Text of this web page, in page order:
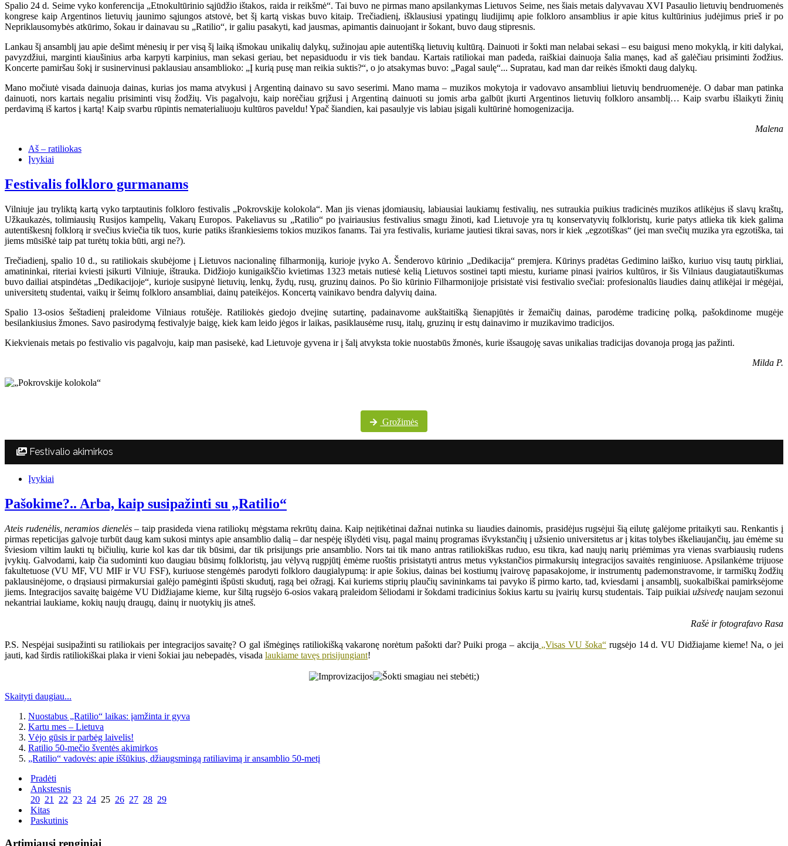
Spalio 24 d. Seime vyko konferencija „Etnokultūrinio sąjūdžio ištakos, raida ir reikšmė“. Tai buvo ne pirmas mano apsilankymas Lietuvos Seime, nes šiais metais dalyvavau XVI Pasaulio lietuvių bendruomenės
kongrese kaip Argentinos lietuvių jaunimo sąjungos atstovė, bet šį kartą viskas buvo kitaip. Trečiadienį, išklausiusi ypatingų liudijimų apie folkloro ansamblius ir apie kitus kultūrinius judėjimus prieš ir po
Nepriklausomybės atkūrimo, šokau ir dainavau su „Ratilio“, ir galiu pasakyti, kad jausmas, apimantis dainuojant ir šokant, buvo daug stipresnis.
Lankau šį ansamblį jau apie dešimt mėnesių ir per visą šį laiką išmokau unikalių dalykų, sužinojau apie autentišką lietuvių kultūrą. Dainuoti ir šokti man nelabai sekasi – esu baigusi meno mokyklą, ir kiti dalykai,
pavyzdžiui, marginti kiaušinius arba karpyti karpinius, man sekasi geriau, bet nepasiduodu ir vis tiek bandau. Kartais ratiliokai man padeda, raiškiai dainuoja šalia manęs, kad aš galėčiau prisiminti žodžius.
Koncerte pamiršau šokį ir susinervinusi paklausiau ansamblioko: „Į kurią pusę man reikia suktis?“, o jo atsakymas buvo: „Pagal saulę“... Supratau, kad man dar reikės išmokti daug dalykų.
Mano močiutė visada dainuoja dainas, kurias jos mama atvykusi į Argentiną dainavo su savo seserimi. Mano mama – muzikos mokytoja ir vadovavo ansambliui lietuvių bendruomenėje. O dabar man patinka
dainuoti, nors kartais negaliu prisiminti visų žodžių. Vis pagalvoju, kaip norėčiau grįžusi į Argentiną dainuoti su jomis arba galbūt įkurti Argentinos lietuvių folkloro ansamblį… Kaip svarbu išlaikyti žinių
perdavimą iš kartos į kartą! Kaip svarbu rūpintis nematerialiuoju kultūros paveldu! Ypač šiandien, kai pasaulyje vis labiau įsigali kultūrinė homogenizacija.
Malena
Aš – ratiliokas
Įvykiai
Festivalis folkloro gurmanams
Vilniuje jau tryliktą kartą vyko tarptautinis folkloro festivalis „Pokrovskije kolokola“. Man jis vienas įdomiausių, labiausiai laukiamų festivalių, nes sutraukia puikius tradicinės muzikos atlikėjus iš slavų kraštų,
Užkaukazės, tolimiausių Rusijos kampelių, Vakarų Europos. Pakeliavus su „Ratilio“ po įvairiausius festivalius smagu žinoti, kad Lietuvoje yra tų konservatyvių folkloristų, kurie patys atlieka tik kiek galima
autentiškesnį folklorą ir svečius kviečia tik tuos, kurie patiks išrankiesiems tokios muzikos fanams. Tai yra festivalis, kuriame jautiesi tikrai savas, nors ir kiek „egzotiškas“ (jei man svečių muzika yra egzotiška, tai
jiems mūsiškė taip pat turėtų tokia būti, argi ne?).
Trečiadienį, spalio 10 d., su ratiliokais skubėjome į Lietuvos nacionalinę filharmoniją, kurioje įvyko A. Šenderovo kūrinio „Dedikacija“ premjera. Kūrinys pradėtas Gedimino laiško, kuriuo visų tautų pirkliai,
amatininkai, riteriai kviesti įsikurti Vilniuje, ištrauka. Didžiojo kunigaikščio kvietimas 1323 metais nutiesė kelią Lietuvos sostinei tapti miestu, kuriame pinasi įvairios kultūros, ir šis Vilniaus daugiatautiškumas
buvo dailiai atspindėtas „Dedikacijoje“, kurioje susipynė lietuvių, lenkų, žydų, rusų, gruzinų dainos. Po šio kūrinio Filharmonijoje prisistatė visi festivalio svečiai: profesionalūs liaudies dainų atlikėjai ir mėgėjai,
universitetų studentai, vaikų ir šeimų folkloro ansambliai, dainų pateikėjos. Koncertą vainikavo bendra dalyvių daina.
Spalio 13-osios šeštadienį praleidome Vilniaus rotušėje. Ratiliokės giedojo dvejinę sutartinę, padainavome aukštaitišką šienapjūtės ir žemaičių dainas, parodėme tradicinę polką, pašokdinome mugėje
besilankiusius žmones. Savo pasirodymą festivalyje baigę, kiek kam leido jėgos ir laikas, pasiklausėme rusų, italų, gruzinų ir estų dainavimo ir muzikavimo tradicijos.
Kiekvienais metais po festivalio vis pagalvoju, kaip man pasisekė, kad Lietuvoje gyvena ir į šalį atvyksta tokie nuostabūs žmonės, kurie išsaugoję savas unikalias tradicijas dovanoja progą jas pažinti.
Milda P.
Grožimės
Festivalio akimirkos
Įvykiai
Pašokime?.. Arba, kaip susipažinti su „Ratilio“
Ateis rudenėlis, neramios dienelės– taip prasideda viena ratiliokų mėgstama rekrūtų daina. Kaip neįtikėtinai dažnai nutinka su liaudies dainomis, prasidėjus rugsėjui šią eilutę galėjome pritaikyti sau. Renkantis į
pirmas repeticijas galvoje turbūt daug kam sukosi mintys apie ansamblio dalią – dar nespėję išlydėti visų, pagal mainų programas išvykstančių į užsienio universitetus ar į kitas tolybes iškeliaujančių, jau ėmėme su
šviesiom viltim laukti tų bičiulių, kurie kol kas dar tik būsimi, dar tik prisijungs prie ansamblio. Nors tai tik mano antras ratiliokiškas ruduo, esu tikra, kad naujų narių priėmimas yra vienas svarbiausių rudens
įvykių. Galvodami, kaip čia sudominti kuo daugiau būsimų folkloristų, jau vėlyvą rugpjūtį ėmėme ruoštis prisistatyti antrus metus vykstančios pirmakursių integracijos savaitės renginiuose. Apsilankėme trijuose
fakultetuose (VU MF, VU MIF ir VU FSF), kuriuose stengėmės parodyti folkloro daugialypumą: ir apie šokius, dainas bei kostiumų įvairovę papasakojome, ir instrumentų pademonstravome, ir tarmiškų žodžių
paklausinėjome, o drąsiausi pirmakursiai galėjo pamėginti išpūsti skudutį, ragą bei ožragį. Kai kuriems stiprių plaučių savininkams tai pavyko iš pirmo karto, tad, kviesdami į ansamblį, suokalbiškai pamirksėjome
jiems. Integracijos savaitę baigėme VU Didžiajame kieme, kur šiltą rugsėjo 6-osios vakarą praleidom šėliodami ir šokdami tradicinius šokius kartu su įvairių kursų studentais. Taip puikiai užsivedę naujam sezonui
nekantriai laukiame, kokių naujų draugų, dainų ir nuotykių jis atneš.
Rašė ir fotografavo Rasa
P.S. Nespėjai susipažinti su ratiliokais per integracijos savaitę? O gal išmėginęs ratiliokišką vakaronę norėtum pašokti dar? Puiki proga – akcija „Visas VU šoka“ rugsėjo 14 d. VU Didžiajame kieme! Na, o jei
jauti, kad širdis ratiliokiškai plaka ir vieni šokiai jau nebepadės, visada laukiame tavęs prisijungiant!
Skaityti daugiau...
Nuostabus „Ratilio“ laikas: įamžinta ir gyva
Kartu mes – Lietuva
Vėjo gūsis ir parbėg laivelis!
Ratilio 50-mečio šventės akimirkos
„Ratilio“ vadovės: apie iššūkius, džiaugsmingą ratiliavimą ir ansamblio 50-metį
Pradėti
Ankstesnis
20 21 22 23 24 25 26 27 28 29
Kitas
Paskutinis
Artimiausi renginiai